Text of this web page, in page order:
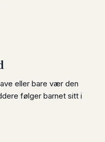
eller bare vær den
følger barnet sitt i